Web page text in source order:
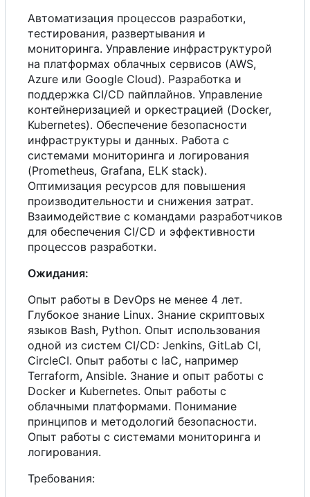
Автоматизация процессов разработки,
тестирования, развертывания и
мониторинга. Управление инфраструктурой
на платформах облачных сервисов (AWS,
Azure или Google Cloud). Разработка и
поддержка CI/CD пайплайнов. Управление
контейнеризацией и оркестрацией (Docker,
Kubernetes). Обеспечение безопасности
инфраструктуры и данных. Работа с
системами мониторинга и логирования
(Prometheus, Grafana, ELK stack).
Оптимизация ресурсов для повышения
производительности и снижения затрат.
Взаимодействие с командами разработчиков
для обеспечения CI/CD и эффективности
процессов разработки.
Ожидания:
Опыт работы в DevOps не менее 4 лет.
Глубокое знание Linux. Знание скриптовых
языков Bash, Python. Опыт использования
одной из систем CI/CD: Jenkins, GitLab CI,
CircleCI. Опыт работы с IaC, например
Terraform, Ansible. Знание и опыт работы с
Docker и Kubernetes. Опыт работы с
облачными платформами. Понимание
принципов и методологий безопасности.
Опыт работы с системами мониторинга и
логирования.
Требования: